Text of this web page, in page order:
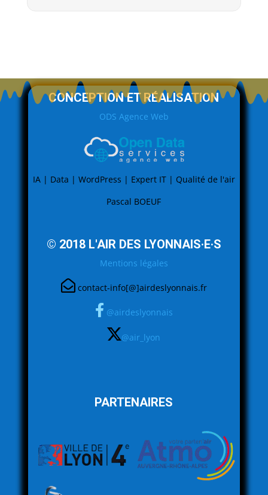
CONCEPTION ET RÉALISATION
ODS Agence Web
IA | Data | WordPress | Expert IT | Qualité de l'air
Pascal BOEUF
© 2018 L'AIR DES LYONNAIS·E·S
Mentions légales
contact-info[@]airdeslyonnais.fr
@airdeslyonnais
@air_lyon
PARTENAIRES